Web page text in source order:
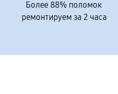
Более 88% поломок
ремонтируем за 2 часа